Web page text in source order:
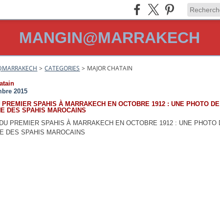
MANGIN@MARRAKECH
> CATEGORIES > MAJOR CHATAIN
2015
PREMIER SPAHIS À MARRAKECH EN OCTOBRE 1912 : UNE PHOTO DE
DES SPAHIS MAROCAINS